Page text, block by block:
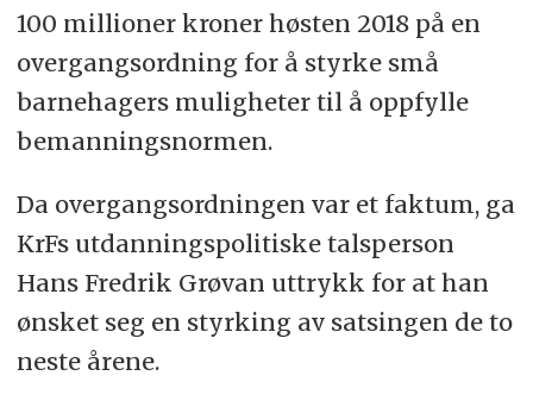
100 millioner kroner høsten 2018 på en
overgangsordning for å styrke små
barnehagers muligheter til å oppfylle
bemanningsnormen.
Da overgangsordningen var et faktum, ga
KrFs utdanningspolitiske talsperson
Hans Fredrik Grøvan uttrykk for at han
ønsket seg en styrking av satsingen de to
neste årene.